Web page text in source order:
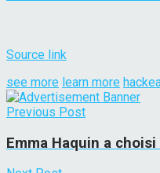
Source link
see more learn more
Previous Post
Emma Haquin a